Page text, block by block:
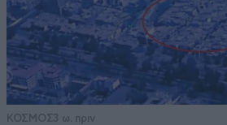
ΚΟΣΜΟΣ3 ω. πριν